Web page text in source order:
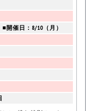
催日：8/10（月）